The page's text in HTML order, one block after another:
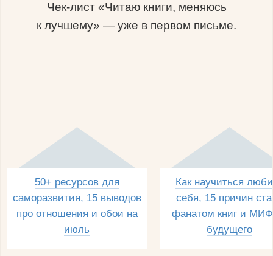
Чек-лист «Читаю книги, меняюсь
к лучшему» — уже в первом письме.
50+ ресурсов для
саморазвития, 15 выводов
про отношения и обои на
июль
Как научиться
себя, 15 причин
фанатом книг и
будущего